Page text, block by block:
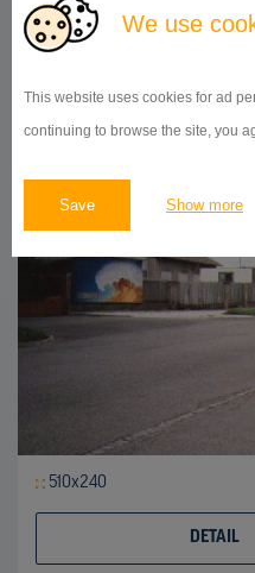
We use
This website uses cookies for ad
continuing to browse the site, you
Save Show more
Janáčkova, Prostějov
510x240
DETAIL